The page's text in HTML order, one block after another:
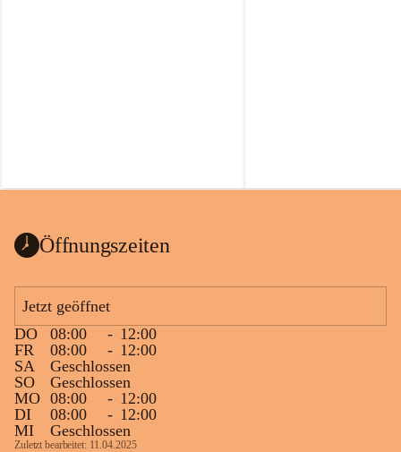
Öffnungszeiten
Jetzt geöffnet
DO
08:00 - 12:00
FR
08:00 - 12:00
SA
Geschlossen
SO
Geschlossen
MO 08:00 - 12:00
DI
08:00 - 12:00
MI
Geschlossen
Zuletzt bearbeitet: 11.04.2025